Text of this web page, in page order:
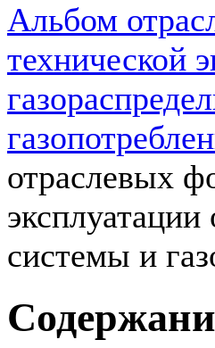
Альбом
технической
отраслевых
эксплуатации
системы и